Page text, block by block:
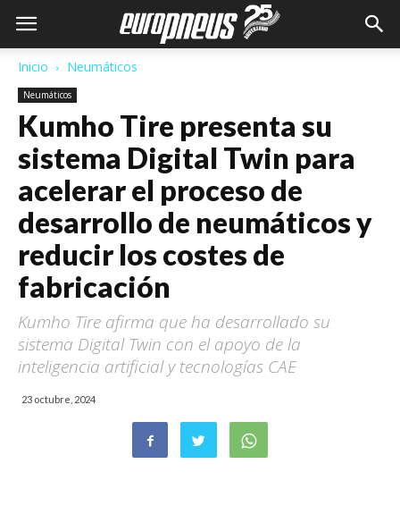
Inicio Neumáticos
Neumáticos
Kumho Tire presenta su
sistema Digital Twin para
acelerar el proceso de
desarrollo de neumáticos y
reducir los costes de
fabricación
Kumho Tire afirma que ha desarrollado su
sistema Digital Twin con el apoyo de la
inteligencia artificial y tecnologías CAE
23 octubre, 2024